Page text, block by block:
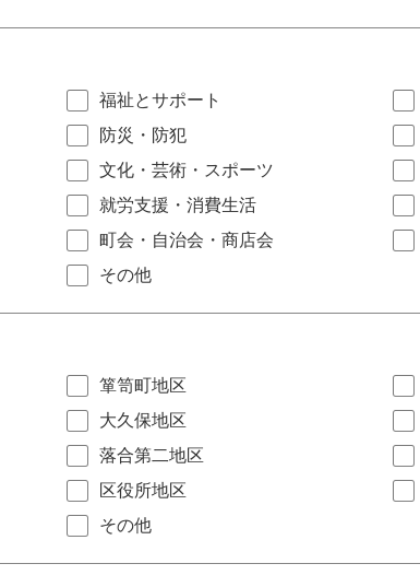
福祉とサポート
防災・防犯
文化・芸術・スポーツ
就労支援・消費生活
町会・自治会・商店会
その他
箪笥町地区
大久保地区
落合第二地区
区役所地区
その他